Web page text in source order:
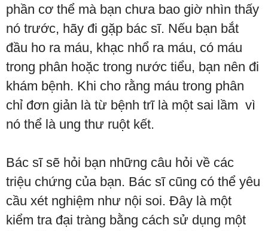
phần cơ thể mà bạn chưa bao giờ nhìn thấy
nó trước, hãy đi gặp bác sĩ. Nếu bạn bắt
đầu ho ra máu, khạc nhổ ra máu, có máu
trong phân hoặc trong nước tiểu, bạn nên đi
khám bệnh. Khi cho rằng máu trong phân
chỉ đơn giản là từ bệnh trĩ là một sai lầm vì
nó thể là ung thư ruột kết.
Bác sĩ sẽ hỏi bạn những câu hỏi về các
triệu chứng của bạn. Bác sĩ cũng có thể yêu
cầu xét nghiệm như nội soi. Đây là một
kiểm tra đại tràng bằng cách sử dụng một